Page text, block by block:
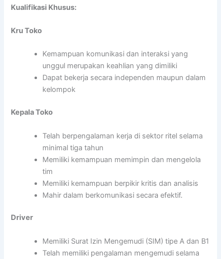
Kualifikasi Khusus:
Kru Toko
Kemampuan komunikasi dan interaksi yang
unggul merupakan keahlian yang dimiliki
Dapat bekerja secara independen maupun dalam
kelompok
Kepala Toko
Telah berpengalaman kerja di sektor ritel selama
minimal tiga tahun
Memiliki kemampuan memimpin dan mengelola
tim
Memiliki kemampuan berpikir kritis dan analisis
Mahir dalam berkomunikasi secara efektif.
Driver
Memiliki Surat Izin Mengemudi (SIM) tipe A dan B1
Telah memiliki pengalaman mengemudi selama